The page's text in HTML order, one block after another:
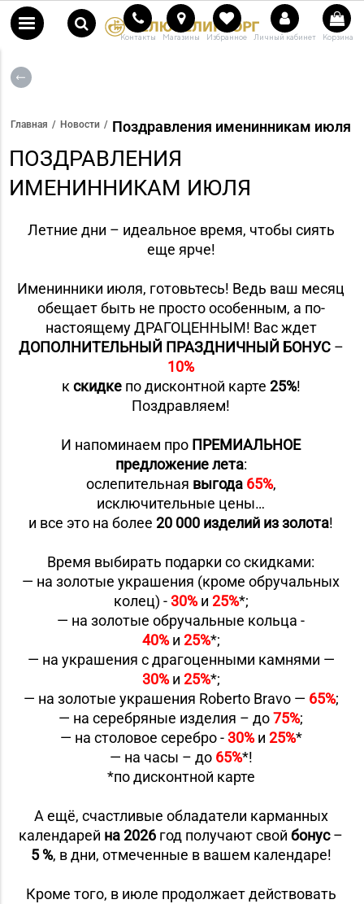
Контакты Магазины Избранное Личный кабинет Корзина
Главная Новости Поздравления именинникам июля
ПОЗДРАВЛЕНИЯ
ИМЕНИННИКАМ ИЮЛЯ
Летние дни – идеальное время, чтобы сиять
еще ярче!
Именинники июля, готовьтесь! Ведь ваш месяц
обещает быть не просто особенным, а по-
настоящему ДРАГОЦЕННЫМ! Вас ждет
ДОПОЛНИТЕЛЬНЫЙ ПРАЗДНИЧНЫЙ БОНУС–
10%
к скидкепо дисконтной карте 25%!
Поздравляем!
И напоминаем про ПРЕМИАЛЬНОЕ
предложение лета:
ослепительная выгода 65%,
исключительные цены…
и все это на более20 000 изделий из золота!
Время выбирать подарки со скидками:
— на золотые украшения (кроме обручальных
колец) -30%и 25%*;
— на золотые обручальные кольца -
40%и 25%*;
— на украшения с драгоценными камнями —
30%и 25%*;
— на золотые украшения Roberto Bravo — 65%;
— на серебряные изделия – до75%;
— на столовое серебро -30%и 25%*
— на часы – до 65%*!
*по дисконтной карте
А ещё, счастливые обладатели карманных
календарей на 2026 год получают свойбонус–
5 %, в дни, отмеченные в вашем календаре!
Кроме того, в июле продолжает действовать